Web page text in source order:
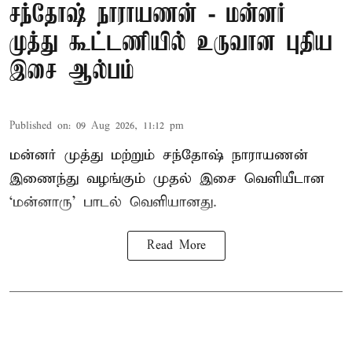
சந்தோஷ் நாராயணன் - மன்னர்
முத்து கூட்டணியில் உருவான புதிய
இசை ஆல்பம்
Published on: 09 Aug 2026, 11:12 pm
மன்னர் முத்து மற்றும் சந்தோஷ் நாராயணன்
இணைந்து வழங்கும் முதல் இசை வெளியீடான
‘மன்னாரு’ பாடல் வெளியானது.
Read More